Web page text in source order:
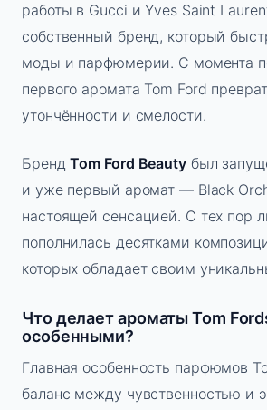
работы в Gucci и Yves Saint
собственный бренд, который
моды и парфюмерии. С момента
первого аромата Tom Ford
утончённости и смелости.
БрендTom Ford Beautyбыл
и уже первый аромат — Black
настоящей сенсацией. С тех пор
пополнилась десятками
которых обладает своим
Что делает ароматы Tom
особенными?
Главная особенность парфюмов
баланс между чувственностью и